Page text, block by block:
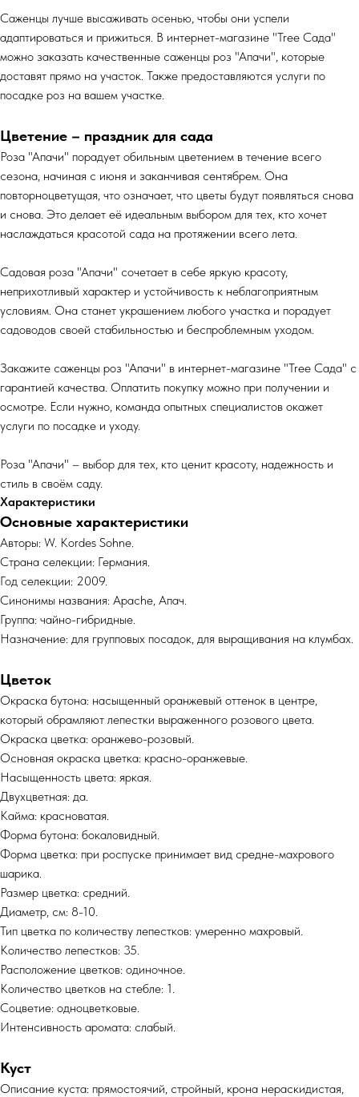
Саженцы лучше высаживать осенью, чтобы они успели
адаптироваться и прижиться. В интернет-магазине "Tree Сада"
можно заказать качественные саженцы роз "Апачи", которые
доставят прямо на участок. Также предоставляются услуги по
посадке роз на вашем участке.
Цветение – праздник для сада
Роза "Апачи" порадует обильным цветением в течение всего
сезона, начиная с июня и заканчивая сентябрем. Она
повторноцветущая, что означает, что цветы будут появляться снова
и снова. Это делает её идеальным выбором для тех, кто хочет
наслаждаться красотой сада на протяжении всего лета.
Садовая роза "Апачи" сочетает в себе яркую красоту,
неприхотливый характер и устойчивость к неблагоприятным
условиям. Она станет украшением любого участка и порадует
садоводов своей стабильностью и беспроблемным уходом.
Закажите саженцы роз "Апачи" в интернет-магазине "Tree Сада" с
гарантией качества. Оплатить покупку можно при получении и
осмотре. Если нужно, команда опытных специалистов окажет
услуги по посадке и уходу.
Роза "Апачи" – выбор для тех, кто ценит красоту, надежность и
стиль в своём саду.
Характеристики
Основные характеристики
Авторы: W. Kordes Sohne.
Страна селекции: Германия.
Год селекции: 2009.
Синонимы названия: Apache, Апач.
Группа: чайно-гибридные.
Назначение: для групповых посадок, для выращивания на клумбах.
Цветок
Окраска бутона: насыщенный оранжевый оттенок в центре,
который обрамляют лепестки выраженного розового цвета.
Окраска цветка: оранжево-розовый.
Основная окраска цветка: красно-оранжевые.
Насыщенность цвета: яркая.
Двухцветная: да.
Кайма: красноватая.
Форма бутона: бокаловидный.
Форма цветка: при роспуске принимает вид средне-махрового
шарика.
Размер цветка: средний.
Диаметр, см: 8-10.
Тип цветка по количеству лепестков: умеренно махровый.
Количество лепестков: 35.
Расположение цветков: одиночное.
Количество цветков на стебле: 1.
Соцветие: одноцветковые.
Интенсивность аромата: слабый.
Куст
Описание куста: прямостоячий, стройный, крона нераскидистая,